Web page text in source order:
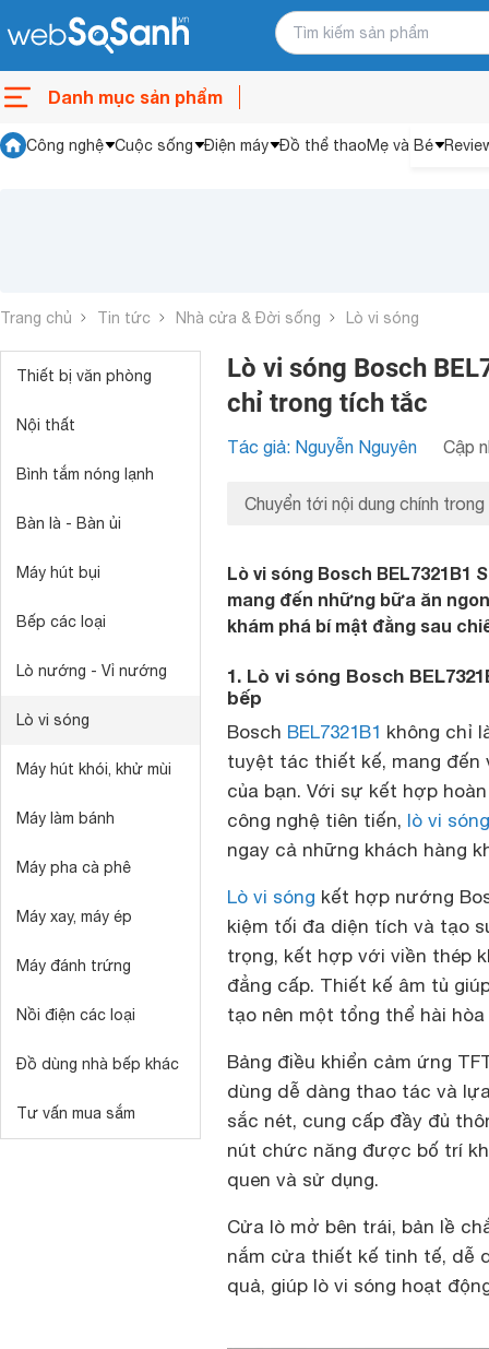
Danh mục sản phẩm
Công nghệ Cuộc sống Điện máy Đồ thể thaoMẹ và Bé
Trang chủ Tin tức Nhà cửa & Đời sống Lò vi sóng
Thiết bị văn phòng
Nội thất
Bình tắm nóng lạnh
Bàn là - Bàn ủi
Máy hút bụi
Bếp các loại
Lò nướng - Vỉ nướng
Lò vi sóng
Máy hút khói, khử mùi
Máy làm bánh
Máy pha cà phê
Máy xay, máy ép
Máy đánh trứng
Nồi điện các loại
Đồ dùng nhà bếp khác
Tư vấn mua sắm
Lò vi sóng Bosch
chỉ trong tích tắc
Tác giả: Nguyễn Nguyên Cập
Chuyển tới nội dung chính trong
Lò vi sóng Bosch
mang đến những bữa ăn
khám phá bí mật đằng sau
1. Lò vi sóng Bosch
bếp
Bosch BEL7321B1 không chỉ
tuyệt tác thiết kế, mang đến
của bạn. Với sự kết hợp
công nghệ tiên tiến, lò vi
ngay cả những khách hàng
Lò vi sóng kết hợp nướng
kiệm tối đa diện tích và tạo
trọng, kết hợp với viền thép
đẳng cấp. Thiết kế âm tủ
tạo nên một tổng thể hài
Bảng điều khiển cảm ứng
dùng dễ dàng thao tác và
sắc nét, cung cấp đầy đủ
nút chức năng được bố trí
quen và sử dụng.
Cửa lò mở bên trái, bản lề
nắm cửa thiết kế tinh tế, dễ
quả, giúp lò vi sóng hoạt